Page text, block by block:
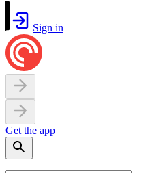
Sign in
Get the app